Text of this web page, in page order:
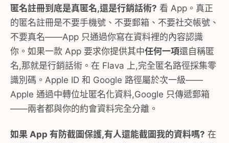
匿名註冊到底是真匿名,還是行銷話術? 看 App。真正
的匿名註冊是不要手機號、不要郵箱、不要社交帳號、
不要真名——App 只通過你寫在資料裡的內容認識
你。如果一款 App 要求你提供其中任何一項還自稱匿
名,那就是行銷話術。在 Flava 上,完全匿名路徑採集零
識別碼。Apple ID 和 Google 路徑屬於次一級——
Apple 通過中轉位址匿名化資料,Google 只傳遞郵箱
——兩者都與你的約會資料完全分離。
如果 App 有防截圖保護,有人還能截圖我的資料嗎? 在